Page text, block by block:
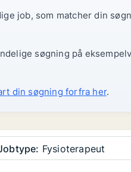
job, som matcher din
søgning på
din søgning forfra her.
Fysioterapeut